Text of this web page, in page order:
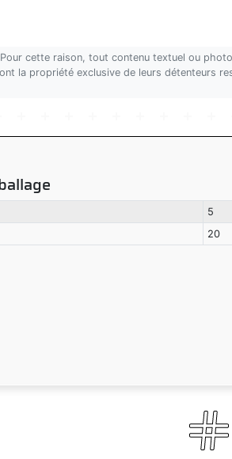
cette raison, tout contenu textuel ou
la propriété exclusive de leurs détenteurs
5
20